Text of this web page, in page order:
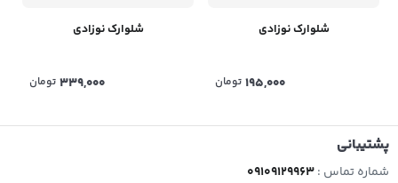
شلوارک نوزادی
195,000 تومان
شلوارک نوزادی
339,000 تومان
پشتیبانی
شماره تماس :09109129963